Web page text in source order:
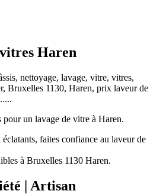
Haren
nettoyage, lavage, vitre, vitres,
Bruxelles 1130, Haren, prix laveur de
un lavage de vitre à Haren.
faites confiance au laveur de
à Bruxelles 1130 Haren.
| Artisan